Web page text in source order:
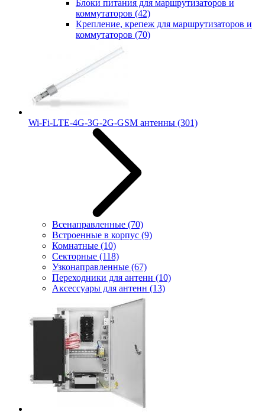
Блоки питания для маршрутизаторов и
коммутаторов (42)
Крепление, крепеж для маршрутизаторов и
коммутаторов (70)
Wi-Fi-LTE-4G-3G-2G-GSM антенны (301)
Всенаправленные (70)
Встроенные в корпус (9)
Комнатные (10)
Секторные (118)
Узконаправленные (67)
Переходники для антенн (10)
Аксессуары для антенн (13)